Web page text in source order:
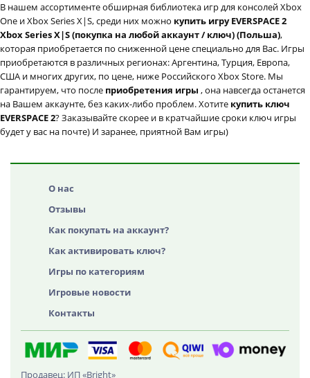
В нашем ассортименте обширная библиотека игр для консолей Xbox
One и Xbox Series X|S, среди них можно купить игру EVERSPACE 2
Xbox Series X|S (покупка на любой аккаунт / ключ) (Польша),
которая приобретается по сниженной цене специально для Вас. Игры
приобретаются в различных регионах: Аргентина, Турция, Европа,
США и многих других, по цене, ниже Российского Xbox Store. Мы
гарантируем, что после приобретения игры , она навсегда останется
на Вашем аккаунте, без каких-либо проблем. Хотите купить ключ
EVERSPACE 2? Заказывайте скорее и в кратчайшие сроки ключ игры
будет у вас на почте) И заранее, приятной Вам игры)
О нас
Отзывы
Как покупать на аккаунт?
Как активировать ключ?
Игры по категориям
Игровые новости
Контакты
Продавец: ИП «Bright»